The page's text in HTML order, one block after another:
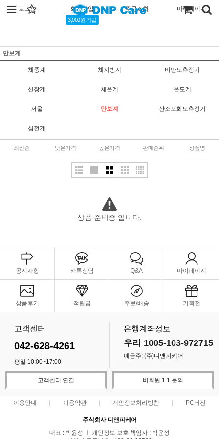
로그인 회원가입
3,000원 적립
주문조회 마이페이지
만보계
체중계 체지방계 비만도측정기
신장계 체온계 온도계
저울 만보계 산소포화도측정기
심전계
최신순 낮은가격 높은가격 판매순위 상품명
상품 준비중 입니다.
공지사항 카톡상담 Q&A 마이페이지
상품후기 적립금 주문/배송 기획전
고객센터
042-628-4261
평일 10:00~17:00
은행계좌정보
우리 1005-103-972715
예금주: (주)디앤피케어
고객센터 연결 비회원 1:1 문의
이용안내 이용약관 개인정보처리방침 PC버전
주식회사 디앤피케어
대표 : 박윤성 ㅣ 개인정보 보호 책임자 : 박윤성